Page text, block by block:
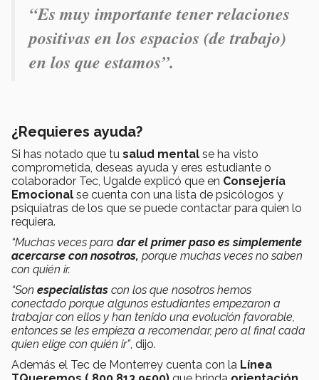
“Es muy importante tener relaciones
positivas en los espacios (de trabajo)
en los que estamos”.
¿Requieres ayuda?
Si has notado que tu salud mental se ha visto
comprometida, deseas ayuda y eres estudiante o
colaborador Tec, Ugalde explicó que en Consejería
Emocional se cuenta con una lista de psicólogos y
psiquiatras de los que se puede contactar para quien lo
requiera.
“Muchas veces para dar el primer paso es simplemente
acercarse con nosotros, porque muchas veces no saben
con quién ir.
“Son especialistas con los que nosotros hemos
conectado porque algunos estudiantes empezaron a
trabajar con ellos y han tenido una evolución favorable,
entonces se les empieza a recomendar, pero al final cada
quien elige con quién ir”, dijo.
Además el Tec de Monterrey cuenta con la Línea